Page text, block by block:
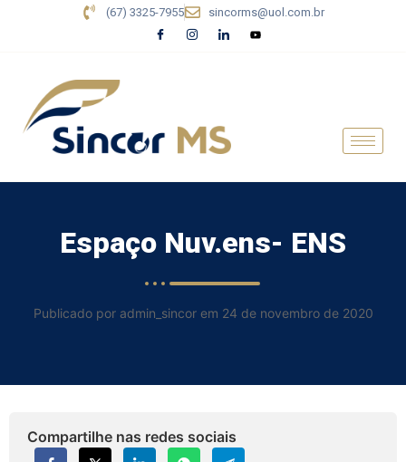
(67) 3325-7955 sincorms@uol.com.br
Espaço Nuv.ens- ENS
Publicado por admin_sincor em 24 de novembro de 2020
Compartilhe nas redes sociais